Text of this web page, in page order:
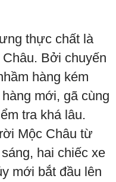
thực chất là
Bởi chuyến
hàng kém
mới, gã cùng
tra khá lâu.
Mộc Châu từ
hai chiếc xe
mới bắt đầu lên